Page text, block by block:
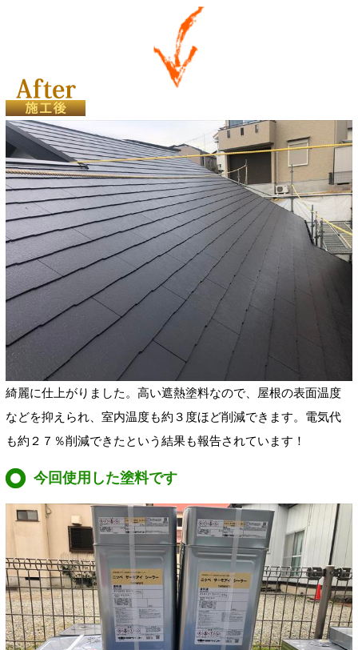
綺麗に仕上がりました。高い遮熱塗料なので、屋根の表面温度
などを抑えられ、室内温度も約３度ほど削減できます。電気代
も約２７％削減できたという結果も報告されています！
今回使用した塗料です